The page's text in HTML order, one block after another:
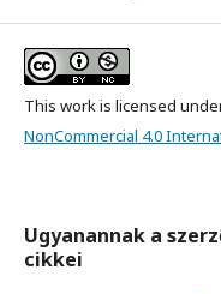
This work is licensed
NonCommercial 4.0
Ugyanannak a
cikkei